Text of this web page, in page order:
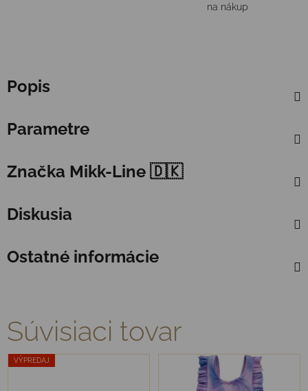
na nákup
Popis
Parametre
Značka Mikk-Line 🇩🇰
Diskusia
Ostatné informácie
Súvisiaci tovar
VÝPREDAJ